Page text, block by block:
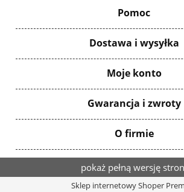
Pomoc
Dostawa i wysyłka
Moje konto
Gwarancja i zwroty
O firmie
pokaż pełną wersję
Sklep internetowy Shoper